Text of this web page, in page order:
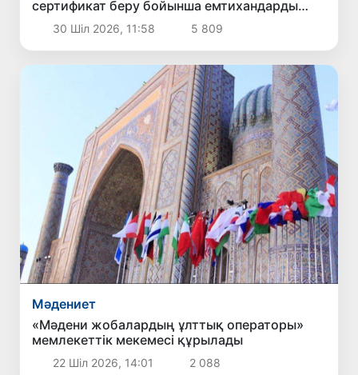
сертификат беру бойынша емтихандарды
өткізу тәртібі белгіленді
30 Шіл 2026, 11:58 5 809
Мәдениет
«Мәдени жобалардың ұлттық операторы»
мемлекеттік мекемесі құрылады
22 Шіл 2026, 14:01 2 088